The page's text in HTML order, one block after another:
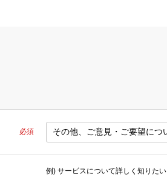
必須
例) サービスについて詳しく知りたい